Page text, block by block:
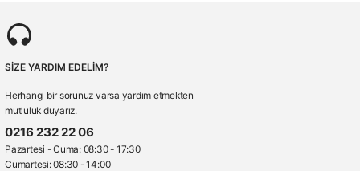
SİZE YARDIM EDELİM?
Herhangi bir sorunuz varsa yardım etmekten
mutluluk duyarız.
0216 232 22 06
Pazartesi - Cuma: 08:30 - 17:30
Cumartesi: 08:30 - 14:00